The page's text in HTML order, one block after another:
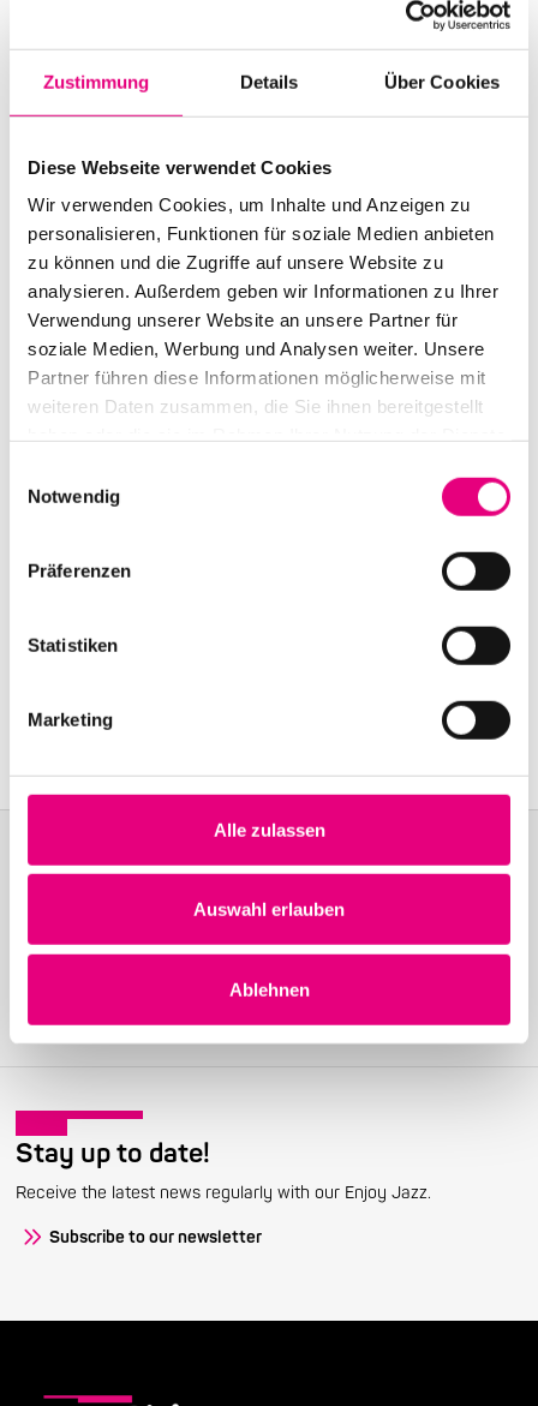
Zustimmung Details Über Cookies
Diese Webseite verwendet Cookies
Wir verwenden Cookies, um Inhalte und Anzeigen zu
personalisieren, Funktionen für soziale Medien anbieten
zu können und die Zugriffe auf unsere Website zu
analysieren. Außerdem geben wir Informationen zu Ihrer
Verwendung unserer Website an unsere Partner für
soziale Medien, Werbung und Analysen weiter. Unsere
Partner führen diese Informationen möglicherweise mit
weiteren Daten zusammen, die Sie ihnen bereitgestellt
Notwendig
Präferenzen
Statistiken
Marketing
Alle zulassen
Auswahl erlauben
Ablehnen
Art Themen: s
Binker Golding: s
Amanda Whiting: hrf
Box office: €25.00
Nationality: United Kingdom
Old Fire Station Mannheim: Brückenstraße2,
Mannheim
Event Series:Enjoy Jazz
Become a friend!
Join the Enjoy Jazz and receive exclusive information about the
Become a member
Stay up to date!
Receive the latest news regularly with our Enjoy Jazz.
Subscribe to our newsletter